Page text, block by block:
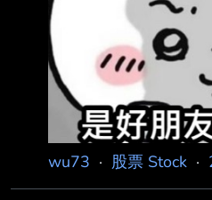
公開發行以上公司，本
券交易法施行細則第7
wu73 · 股票 Stock ·